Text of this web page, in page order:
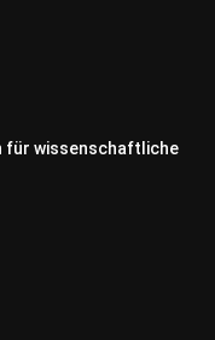
für wissenschaftliche